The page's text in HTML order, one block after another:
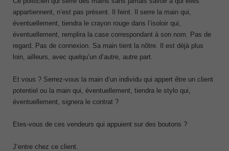
appartiennent, n’est pas présent. Il feint. Il serre la main qui,
éventuellement, tiendra le crayon rouge dans l’isoloir qui,
éventuellement, remplira la case correspondant à son nom. Pas de
regard. Pas de connexion. Sa main tient la nôtre. Il est déjà plus
loin, ailleurs, avec quelqu’un d’autre, autre part.
Et vous ? Serrez-vous la main d’un individu qui appert être un client
potentiel ou la main qui, éventuellement, tiendra le stylo qui,
éventuellement, signera le contrat ?
Etes-vous de ces vendeurs qui appuient sur des boutons ?
J’entre chez ce client.